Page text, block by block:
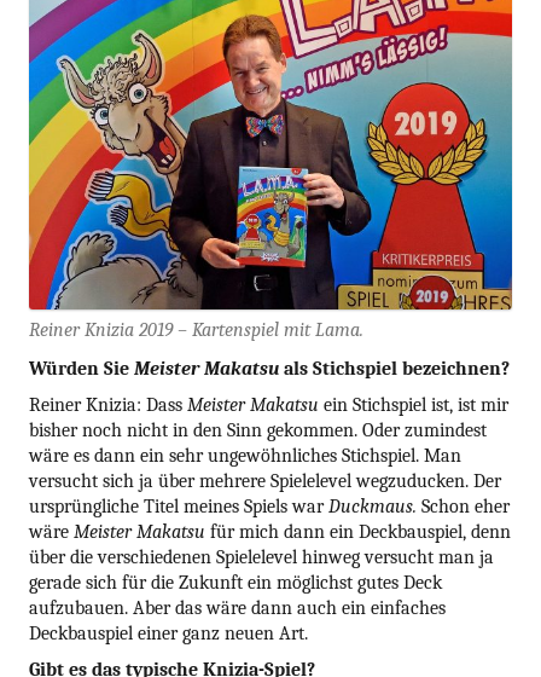
Reiner Knizia 2019 – Kartenspiel mit Lama.
Würden Sie Meister Makatsu als Stichspiel bezeichnen?
Reiner Knizia: Dass Meister Makatsu ein Stichspiel ist, ist mir
bisher noch nicht in den Sinn gekommen. Oder zumindest
wäre es dann ein sehr ungewöhnliches Stichspiel. Man
versucht sich ja über mehrere Spielelevel wegzuducken. Der
ursprüngliche Titel meines Spiels warDuckmaus. Schon eher
wäre Meister Makatsu für mich dann ein Deckbauspiel, denn
über die verschiedenen Spielelevel hinweg versucht man ja
gerade sich für die Zukunft ein möglichst gutes Deck
aufzubauen. Aber das wäre dann auch ein einfaches
Deckbauspiel einer ganz neuen Art.
Gibt es das typische Knizia-Spiel?